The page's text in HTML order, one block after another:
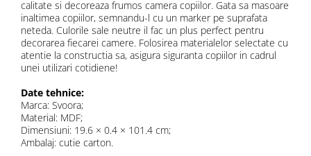
calitate si decoreaza frumos camera copiilor. Gata sa masoare
inaltimea copiilor, semnandu-l cu un marker pe suprafata
neteda. Culorile sale neutre il fac un plus perfect pentru
decorarea fiecarei camere. Folosirea materialelor selectate cu
atentie la constructia sa, asigura siguranta copiilor in cadrul
unei utilizari cotidiene!
Date tehnice:
Marca: Svoora;
Material: MDF;
Dimensiuni: 19.6 × 0.4 × 101.4 cm;
Ambalaj: cutie carton.